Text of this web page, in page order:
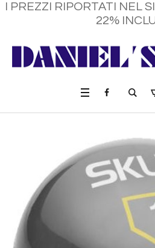
I PREZZI RIPORTATI NEL
22%